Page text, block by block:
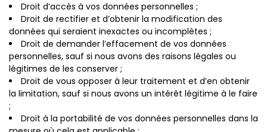
Droit d’accès à vos données personnelles ;
Droit de rectifier et d’obtenir la modification des
données qui seraient inexactes ou incomplètes ;
Droit de demander l’effacement de vos données
personnelles, sauf si nous avons des raisons légales ou
légitimes de les conserver ;
Droit de vous opposer à leur traitement et d’en obtenir
la limitation, sauf si nous avons un intérêt légitime à le faire
;
Droit à la portabilité de vos données personnelles dans la